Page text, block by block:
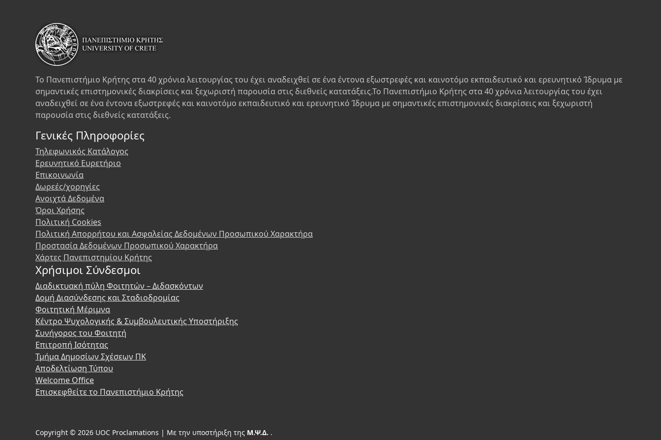
Το Πανεπιστήμιο Κρήτης στα 40 χρόνια λειτουργίας του έχει αναδειχθεί σε ένα έντονα εξωστρεφές και καινοτόμο εκπαιδευτικό και ερευνητικό Ίδρυμα με
σημαντικές επιστημονικές διακρίσεις και ξεχωριστή παρουσία στις διεθνείς κατατάξεις.Το Πανεπιστήμιο Κρήτης στα 40 χρόνια λειτουργίας του έχει
αναδειχθεί σε ένα έντονα εξωστρεφές και καινοτόμο εκπαιδευτικό και ερευνητικό Ίδρυμα με σημαντικές επιστημονικές διακρίσεις και ξεχωριστή
παρουσία στις διεθνείς κατατάξεις.
Γενικές Πληροφορίες
Τηλεφωνικός Κατάλογος
Ερευνητικό Ευρετήριο
Επικοινωνία
Δωρεές/χορηγίες
Ανοιχτά Δεδομένα
Όροι Χρήσης
Πολιτική Cookies
Πολιτική Απορρήτου και Ασφαλείας Δεδομένων Προσωπικού Χαρακτήρα
Προστασία Δεδομένων Προσωπικού Χαρακτήρα
Χάρτες Πανεπιστημίου Κρήτης
Χρήσιμοι Σύνδεσμοι
Διαδικτυακή πύλη Φοιτητών – Διδασκόντων
Δομή Διασύνδεσης και Σταδιοδρομίας
Φοιτητική Μέριμνα
Κέντρο Ψυχολογικής & Συμβουλευτικής Υποστήριξης
Συνήγορος του Φοιτητή
Επιτροπή Ισότητας
Τμήμα Δημοσίων Σχέσεων ΠΚ
Αποδελτίωση Τύπου
Welcome Office
Επισκεφθείτε το Πανεπιστήμιο Κρήτης
Copyright © 2026 UOC Proclamations | Με την υποστήριξη της Μ.Ψ.Δ. .